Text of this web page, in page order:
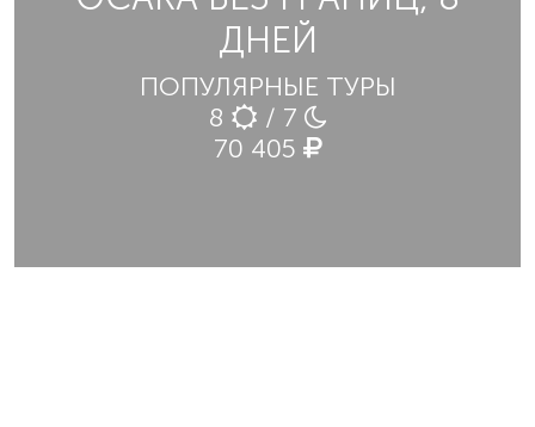
ДНЕЙ
ПОПУЛЯРНЫЕ ТУРЫ
8
/ 7
70 405